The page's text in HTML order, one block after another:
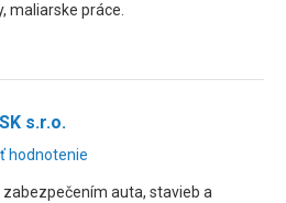
maliarske práce.
s.r.o.
hodnotenie
zabezpečením auta, stavieb a